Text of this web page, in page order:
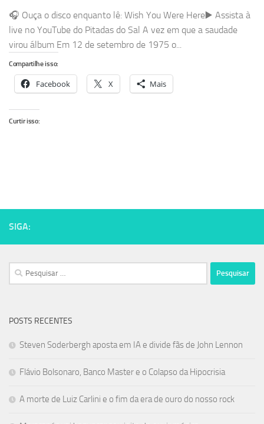
🎧 Ouça o disco enquanto lê: Wish You Were Here▶️ Assista à
live no YouTube do Pitadas do Sal A vez em que a saudade
virou álbum Em 12 de setembro de 1975 o...
Compartilhe isso:
Facebook X Mais
Curtir isso:
SIGA:
Pesquisar
por:
POSTS RECENTES
Steven Soderbergh aposta em IA e divide fãs de John Lennon
Flávio Bolsonaro, Banco Master e o Colapso da Hipocrisia
A morte de Luiz Carlini e o fim da era de ouro do nosso rock